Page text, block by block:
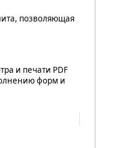
позволяющая
и печати PDF
форм и